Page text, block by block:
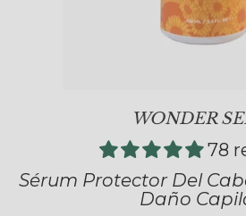
WONDER
78
Sérum Protector Del
Daño